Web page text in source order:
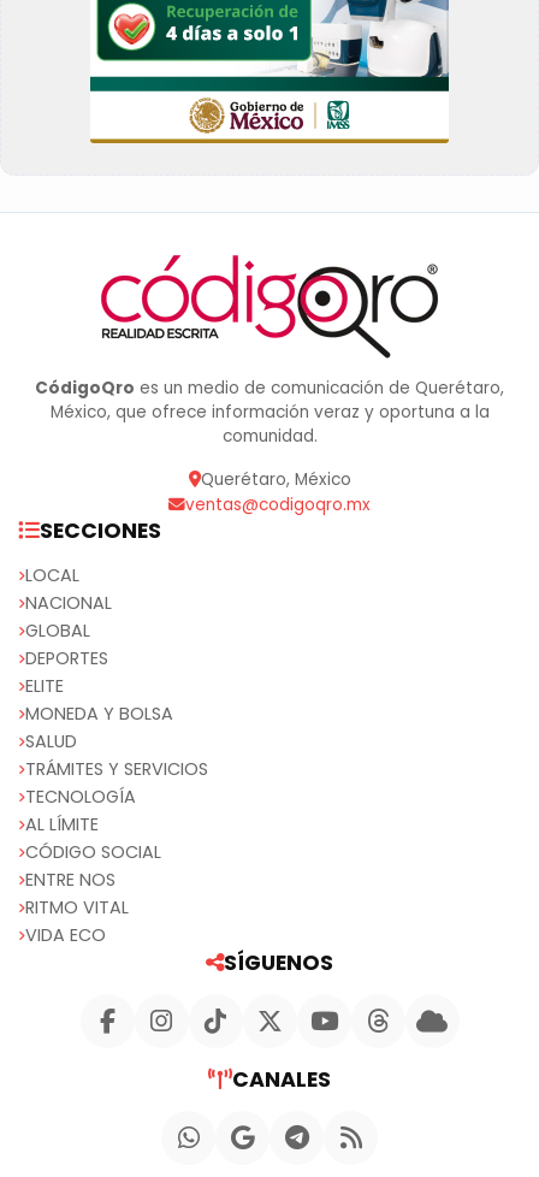
CódigoQro es un medio de comunicación de Querétaro,
México, que ofrece información veraz y oportuna a la
comunidad.
Querétaro, México
ventas@codigoqro.mx
SECCIONES
LOCAL
NACIONAL
GLOBAL
DEPORTES
ELITE
MONEDA Y BOLSA
SALUD
TRÁMITES Y SERVICIOS
TECNOLOGÍA
AL LÍMITE
CÓDIGO SOCIAL
ENTRE NOS
RITMO VITAL
VIDA ECO
SÍGUENOS
CANALES